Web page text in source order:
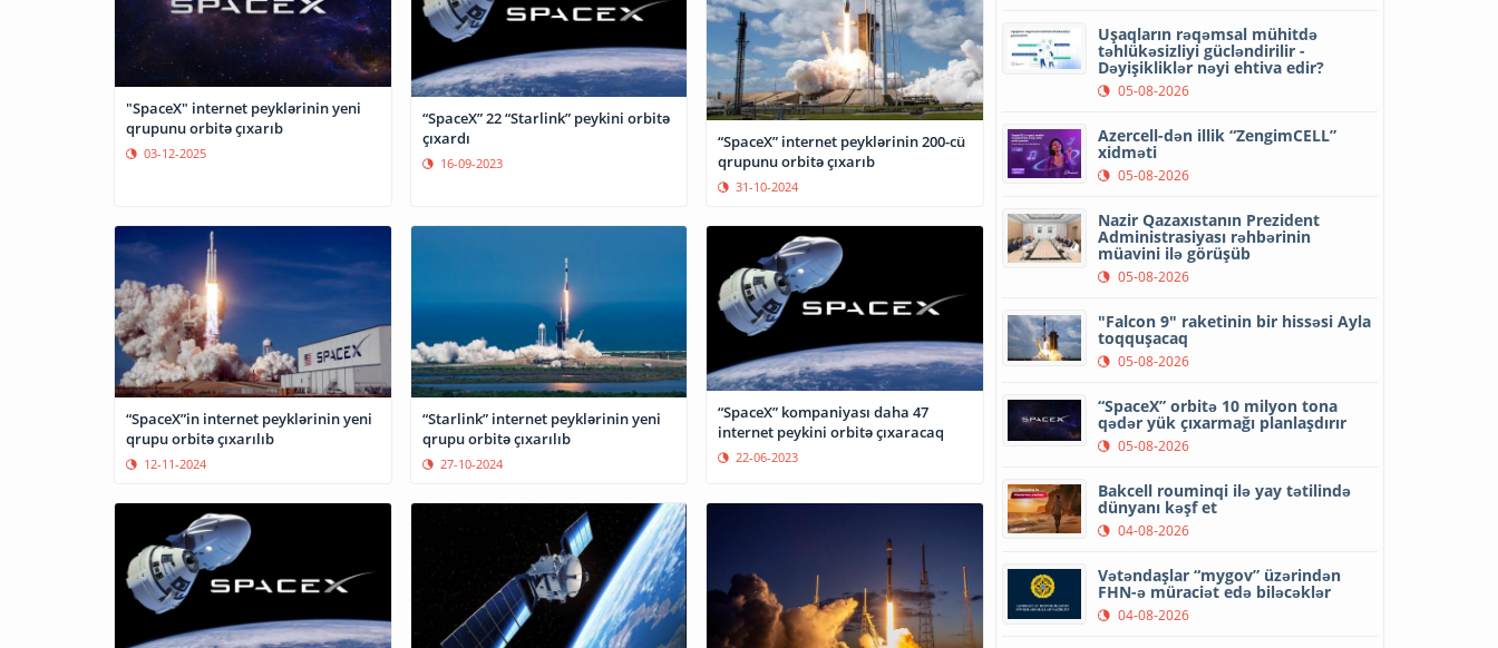
"SpaceX" internet peyklərinin yeni
qrupunu orbitə çıxarıb
03-12-2025
“SpaceX” 22 “Starlink” peykini orbitə
çıxardı
16-09-2023
“SpaceX” internet peyklərinin 200-cü
qrupunu orbitə çıxarıb
31-10-2024
“SpaceX”in internet peyklərinin yeni
qrupu orbitə çıxarılıb
12-11-2024
“Starlink” internet peyklərinin yeni
qrupu orbitə çıxarılıb
27-10-2024
“SpaceX” kompaniyası daha 47
internet peykini orbitə çıxaracaq
22-06-2023
Uşaqların rəqəmsal mühitdə
təhlükəsizliyi gücləndirilir -
Dəyişikliklər nəyi ehtiva edir?
05-08-2026
Azercell-dən illik “ZengimCELL”
xidməti
05-08-2026
Nazir Qazaxıstanın Prezident
Administrasiyası rəhbərinin
müavini ilə görüşüb
05-08-2026
"Falcon 9" raketinin bir hissəsi Ayla
toqquşacaq
05-08-2026
“SpaceX” orbitə 10 milyon tona
qədər yük çıxarmağı planlaşdırır
05-08-2026
Bakcell rouminqi ilə yay tətilində
dünyanı kəşf et
04-08-2026
Vətəndaşlar “mygov” üzərindən
FHN-ə müraciət edə biləcəklər
04-08-2026